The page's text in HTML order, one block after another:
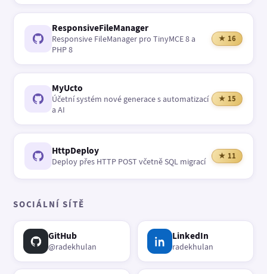
ResponsiveFileManager
Responsive FileManager pro TinyMCE 8 a
PHP 8
★ 16
MyUcto
Účetní systém nové generace s automatizací
a AI
★ 15
HttpDeploy
Deploy přes HTTP POST včetně SQL migrací
★ 11
SOCIÁLNÍ SÍTĚ
GitHub
@radekhulan
LinkedIn
radekhulan